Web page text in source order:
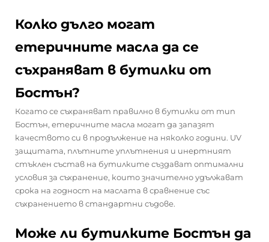
Колко дълго могат
етеричните масла да се
съхраняват в бутилки от
Бостън?
Когато се съхраняват правилно в бутилки от тип
Бостън, етеричните масла могат да запазят
качеството си в продължение на няколко години. UV
защитата, плътните уплътнения и инертният
стъклен състав на бутилките създават оптимални
условия за съхранение, които значително удължават
срока на годност на маслата в сравнение със
съхранението в стандартни съдове.
Може ли бутилките Бостън да